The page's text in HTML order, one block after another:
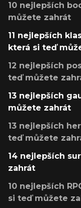
10 nejlepších
můžete zahrát
11 nejlepších
která si teď
12 nejlepších
teď můžete
13 nejlepších
můžete zahrát
13 nejlepších
teď můžete
14 nejlepších
zahrát
10 nejlepších
si teď můžete